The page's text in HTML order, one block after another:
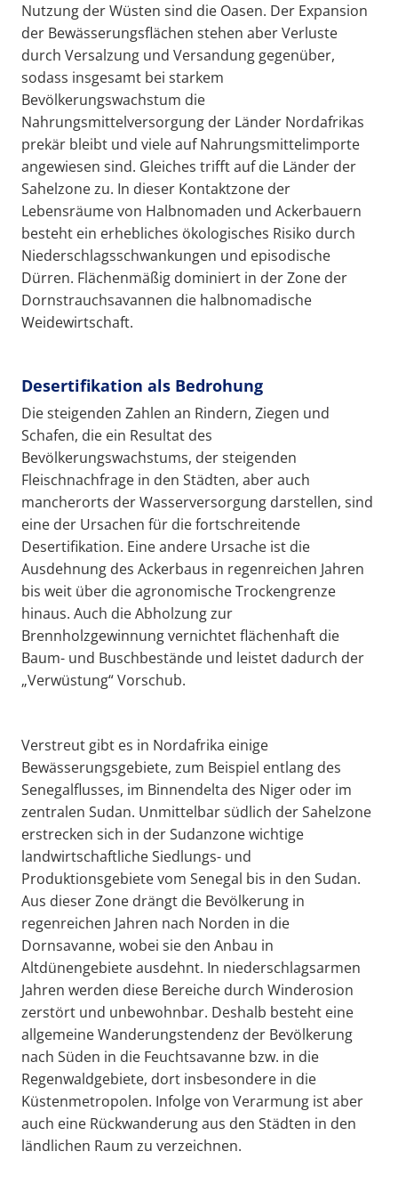
Nutzung der Wüsten sind die Oasen. Der Expansion
der Bewässerungsflächen stehen aber Verluste
durch Versalzung und Versandung gegenüber,
sodass insgesamt bei starkem
Bevölkerungswachstum die
Nahrungsmittelversorgung der Länder Nordafrikas
prekär bleibt und viele auf Nahrungsmittelimporte
angewiesen sind. Gleiches trifft auf die Länder der
Sahelzone zu. In dieser Kontaktzone der
Lebensräume von Halbnomaden und Ackerbauern
besteht ein erhebliches ökologisches Risiko durch
Niederschlagsschwankungen und episodische
Dürren. Flächenmäßig dominiert in der Zone der
Dornstrauchsavannen die halbnomadische
Weidewirtschaft.
Desertifikation als Bedrohung
Die steigenden Zahlen an Rindern, Ziegen und
Schafen, die ein Resultat des
Bevölkerungswachstums, der steigenden
Fleischnachfrage in den Städten, aber auch
mancherorts der Wasserversorgung darstellen, sind
eine der Ursachen für die fortschreitende
Desertifikation. Eine andere Ursache ist die
Ausdehnung des Ackerbaus in regenreichen Jahren
bis weit über die agronomische Trockengrenze
hinaus. Auch die Abholzung zur
Brennholzgewinnung vernichtet flächenhaft die
Baum- und Buschbestände und leistet dadurch der
„Verwüstung“ Vorschub.
Verstreut gibt es in Nordafrika einige
Bewässerungsgebiete, zum Beispiel entlang des
Senegalflusses, im Binnendelta des Niger oder im
zentralen Sudan. Unmittelbar südlich der Sahelzone
erstrecken sich in der Sudanzone wichtige
landwirtschaftliche Siedlungs- und
Produktionsgebiete vom Senegal bis in den Sudan.
Aus dieser Zone drängt die Bevölkerung in
regenreichen Jahren nach Norden in die
Dornsavanne, wobei sie den Anbau in
Altdünengebiete ausdehnt. In niederschlagsarmen
Jahren werden diese Bereiche durch Winderosion
zerstört und unbewohnbar. Deshalb besteht eine
allgemeine Wanderungstendenz der Bevölkerung
nach Süden in die Feuchtsavanne bzw. in die
Regenwaldgebiete, dort insbesondere in die
Küstenmetropolen. Infolge von Verarmung ist aber
auch eine Rückwanderung aus den Städten in den
ländlichen Raum zu verzeichnen.